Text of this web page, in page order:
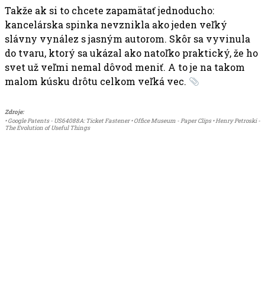
Takže ak si to chcete zapamätať jednoducho:
kancelárska spinka nevznikla ako jeden veľký
slávny vynález s jasným autorom. Skôr sa vyvinula
do tvaru, ktorý sa ukázal ako natoľko praktický, že ho
svet už veľmi nemal dôvod meniť. A to je na takom
malom kúsku drôtu celkom veľká vec.
Zdroje:
• Google Patents - US64088A: Ticket Fastener • Office Museum - Paper Clips • Henry Petroski -
The Evolution of Useful Things